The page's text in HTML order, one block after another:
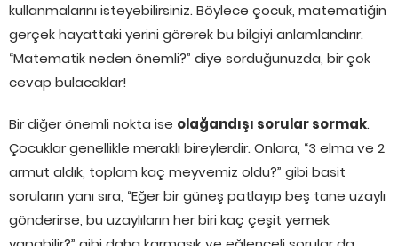
kullanmalarını isteyebilirsiniz. Böylece çocuk, matematiğin
gerçek hayattaki yerini görerek bu bilgiyi anlamlandırır.
“Matematik neden önemli?” diye sorduğunuzda, bir çok
cevap bulacaklar!
Bir diğer önemli nokta ise olağandışı sorular sormak.
Çocuklar genellikle meraklı bireylerdir. Onlara, “3 elma ve 2
armut aldık, toplam kaç meyvemiz oldu?” gibi basit
soruların yanı sıra, “Eğer bir güneş patlayıp beş tane uzaylı
gönderirse, bu uzaylıların her biri kaç çeşit yemek